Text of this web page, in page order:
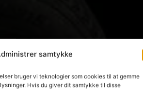
samtykke
bruger vi teknologier som cookies til at gemme
Hvis du giver dit samtykke til disse